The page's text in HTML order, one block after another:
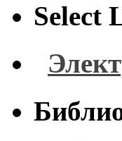
Select